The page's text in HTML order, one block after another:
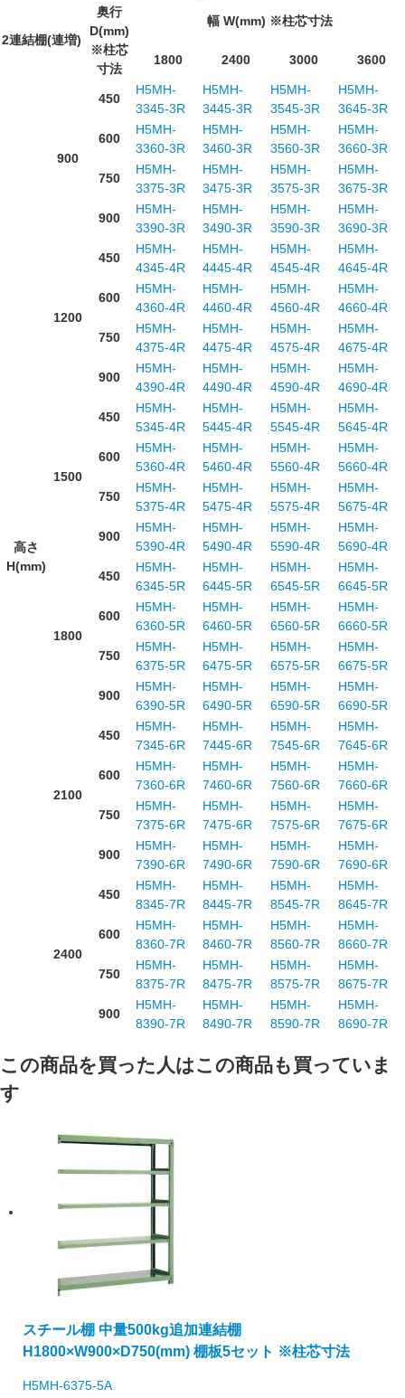
2連結棚(連増)
奥行
D(mm)
※柱芯
寸法
幅 W(mm) ※柱芯寸法
1800 2400 3000 3600
高さ
H(mm)
900
450
H5MH-
3345-3R
H5MH-
3445-3R
H5MH-
3545-3R
H5MH-
3645-3R
600
H5MH-
3360-3R
H5MH-
3460-3R
H5MH-
3560-3R
H5MH-
3660-3R
750
H5MH-
3375-3R
H5MH-
3475-3R
H5MH-
3575-3R
H5MH-
3675-3R
900
H5MH-
3390-3R
H5MH-
3490-3R
H5MH-
3590-3R
H5MH-
3690-3R
1200
450
H5MH-
4345-4R
H5MH-
4445-4R
H5MH-
4545-4R
H5MH-
4645-4R
600
H5MH-
4360-4R
H5MH-
4460-4R
H5MH-
4560-4R
H5MH-
4660-4R
750
H5MH-
4375-4R
H5MH-
4475-4R
H5MH-
4575-4R
H5MH-
4675-4R
900
H5MH-
4390-4R
H5MH-
4490-4R
H5MH-
4590-4R
H5MH-
4690-4R
1500
450
H5MH-
5345-4R
H5MH-
5445-4R
H5MH-
5545-4R
H5MH-
5645-4R
600
H5MH-
5360-4R
H5MH-
5460-4R
H5MH-
5560-4R
H5MH-
5660-4R
750
H5MH-
5375-4R
H5MH-
5475-4R
H5MH-
5575-4R
H5MH-
5675-4R
900
H5MH-
5390-4R
H5MH-
5490-4R
H5MH-
5590-4R
H5MH-
5690-4R
1800
450
H5MH-
6345-5R
H5MH-
6445-5R
H5MH-
6545-5R
H5MH-
6645-5R
600
H5MH-
6360-5R
H5MH-
6460-5R
H5MH-
6560-5R
H5MH-
6660-5R
750
H5MH-
6375-5R
H5MH-
6475-5R
H5MH-
6575-5R
H5MH-
6675-5R
900
H5MH-
6390-5R
H5MH-
6490-5R
H5MH-
6590-5R
H5MH-
6690-5R
2100
450
H5MH-
7345-6R
H5MH-
7445-6R
H5MH-
7545-6R
H5MH-
7645-6R
600
H5MH-
7360-6R
H5MH-
7460-6R
H5MH-
7560-6R
H5MH-
7660-6R
750
H5MH-
7375-6R
H5MH-
7475-6R
H5MH-
7575-6R
H5MH-
7675-6R
900
H5MH-
7390-6R
H5MH-
7490-6R
H5MH-
7590-6R
H5MH-
7690-6R
2400
450
H5MH-
8345-7R
H5MH-
8445-7R
H5MH-
8545-7R
H5MH-
8645-7R
600
H5MH-
8360-7R
H5MH-
8460-7R
H5MH-
8560-7R
H5MH-
8660-7R
750
H5MH-
8375-7R
H5MH-
8475-7R
H5MH-
8575-7R
H5MH-
8675-7R
900
H5MH-
8390-7R
H5MH-
8490-7R
H5MH-
8590-7R
H5MH-
8690-7R
この商品を買った人はこの商品も買っていま
す
スチール棚 中量500kg追加連結棚
H1800×W900×D750(mm) 棚板5セット ※柱芯寸法
H5MH-6375-5A